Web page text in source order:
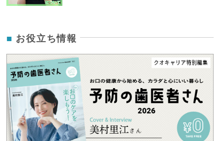
お役立ち情報